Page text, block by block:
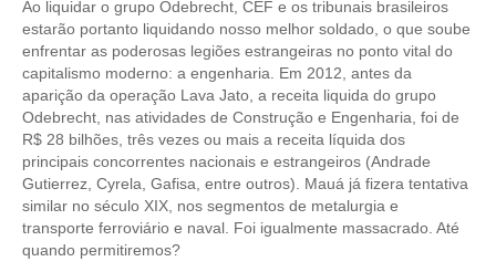
Ao liquidar o grupo Odebrecht, CEF e os tribunais brasileiros
estarão portanto liquidando nosso melhor soldado, o que soube
enfrentar as poderosas legiões estrangeiras no ponto vital do
capitalismo moderno: a engenharia. Em 2012, antes da
aparição da operação Lava Jato, a receita liquida do grupo
Odebrecht, nas atividades de Construção e Engenharia, foi de
R$ 28 bilhões, três vezes ou mais a receita líquida dos
principais concorrentes nacionais e estrangeiros (Andrade
Gutierrez, Cyrela, Gafisa, entre outros). Mauá já fizera tentativa
similar no século XIX, nos segmentos de metalurgia e
transporte ferroviário e naval. Foi igualmente massacrado. Até
quando permitiremos?